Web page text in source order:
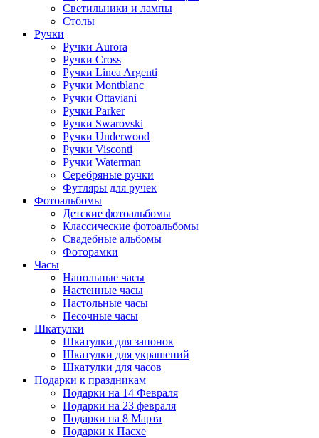
Светильники и лампы
Столы
Ручки
Ручки Aurora
Ручки Cross
Ручки Linea Argenti
Ручки Montblanc
Ручки Ottaviani
Ручки Parker
Ручки Swarovski
Ручки Underwood
Ручки Visconti
Ручки Waterman
Серебряные ручки
Футляры для ручек
Фотоальбомы
Детские фотоальбомы
Классические фотоальбомы
Свадебные альбомы
Фоторамки
Часы
Напольные часы
Настенные часы
Настольные часы
Песочные часы
Шкатулки
Шкатулки для запонок
Шкатулки для украшений
Шкатулки для часов
Подарки к праздникам
Подарки на 14 Февраля
Подарки на 23 февраля
Подарки на 8 Марта
Подарки к Пасхе